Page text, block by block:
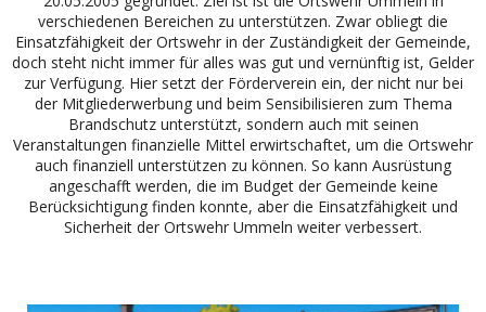
verschiedenen Bereichen zu unterstützen. Zwar obliegt die
Einsatzfähigkeit der Ortswehr in der Zuständigkeit der Gemeinde,
doch steht nicht immer für alles was gut und vernünftig ist, Gelder
zur Verfügung. Hier setzt der Förderverein ein, der nicht nur bei
der Mitgliederwerbung und beim Sensibilisieren zum Thema
Brandschutz unterstützt, sondern auch mit seinen
Veranstaltungen finanzielle Mittel erwirtschaftet, um die Ortswehr
auch finanziell unterstützen zu können. So kann Ausrüstung
angeschafft werden, die im Budget der Gemeinde keine
Berücksichtigung finden konnte, aber die Einsatzfähigkeit und
Sicherheit der Ortswehr Ummeln weiter verbessert.